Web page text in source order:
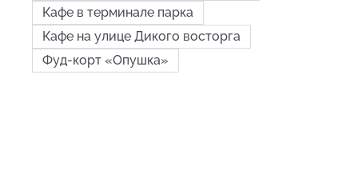
Кафе в терминале парка
Кафе на улице Дикого восторга
Фуд-корт «Опушка»